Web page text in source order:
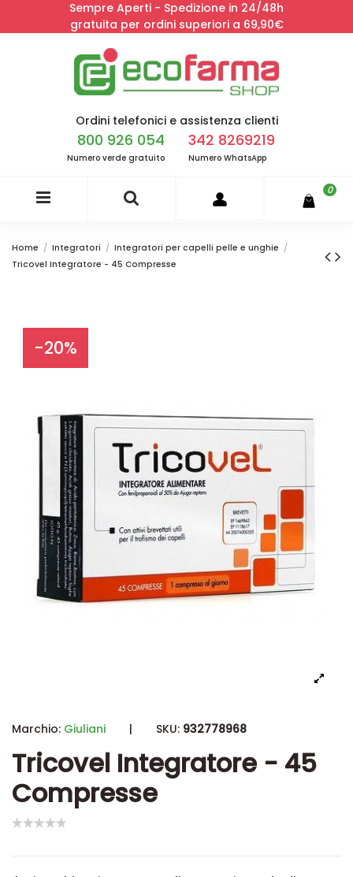
Sempre Aperti - Spedizione in 24/48h
gratuita per ordini superiori a 69,90€
Ordini telefonici e assistenza clienti
800 926 054
Numero verde gratuito
342 8269219
Numero WhatsApp
0
Home Integratori
Integratori per capelli pelle e unghie
Tricovel Integratore - 45 Compresse
-20%
Marchio: Giuliani | SKU: 932778968
Tricovel Integratore - 45
Compresse